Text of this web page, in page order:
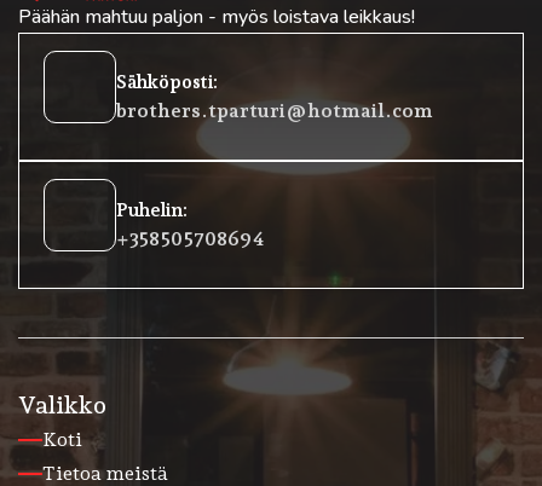
Päähän mahtuu paljon - myös loistava leikkaus!
Sähköposti:
brothers.tparturi@hotmail.com
Puhelin:
+358 50 5708694
Valikko
Koti
Tietoa meistä